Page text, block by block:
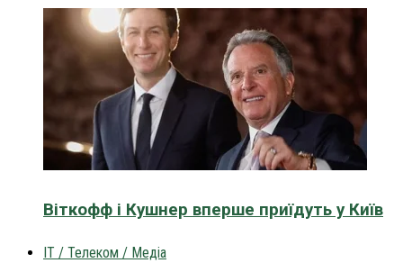
Віткофф і Кушнер вперше приїдуть у Київ
IT / Телеком / Медіа